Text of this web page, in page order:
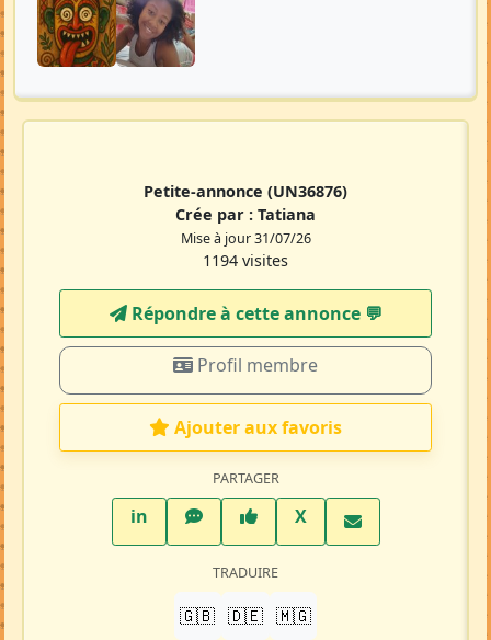
Petite-annonce (UN36876)
Crée par : Tatiana
Mise à jour 31/07/26
1194 visites
Répondre à cette annonce 💬​
Profil membre
Ajouter aux favoris
PARTAGER
inLinkedInWhatsAppFacebook
XTwitter X
TRADUIRE
🇬🇧 🇩🇪 🇲🇬